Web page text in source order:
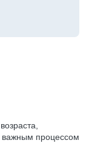
важным процессом